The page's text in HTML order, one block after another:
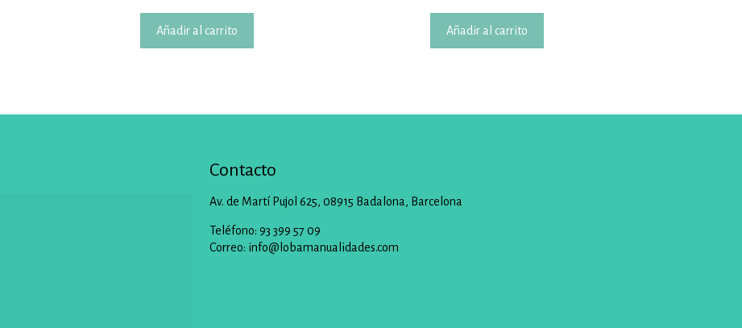
Añadir al carrito Añadir al carrito
Contacto
Av. de Martí Pujol 625, 08915 Badalona, Barcelona
Teléfono: 93 399 57 09
Correo: info@lobamanualidades.com